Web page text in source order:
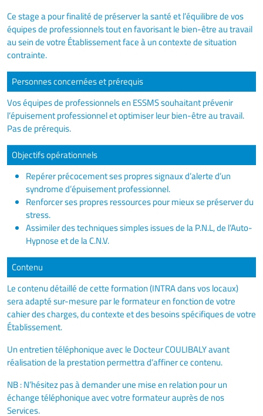
Ce stage a pour finalité de préserver la santé et l’équilibre de vos
équipes de professionnels tout en favorisant le bien-être au travail
au sein de votre Établissement face à un contexte de situation
contrainte.
Personnes concernées et prérequis
Vos équipes de professionnels en ESSMS souhaitant prévenir
l’épuisement professionnel et optimiser leur bien-être au travail.
Pas de prérequis.
Objectifs opérationnels
Repérer précocement ses propres signaux d’alerte d’un
syndrome d’épuisement professionnel.
Renforcer ses propres ressources pour mieux se préserver du
stress.
Assimiler des techniques simples issues de la P.N.L, de l’Auto-
Hypnose et de la C.N.V.
Contenu
Le contenu détaillé de cette formation (INTRA dans vos locaux)
sera adapté sur-mesure par le formateur en fonction de votre
cahier des charges, du contexte et des besoins spécifiques de votre
Établissement.
Un entretien téléphonique avec le Docteur COULIBALY avant
réalisation de la prestation permettra d’affiner ce contenu.
NB : N’hésitez pas à demander une mise en relation pour un
échange téléphonique avec votre formateur auprès de nos
Services.